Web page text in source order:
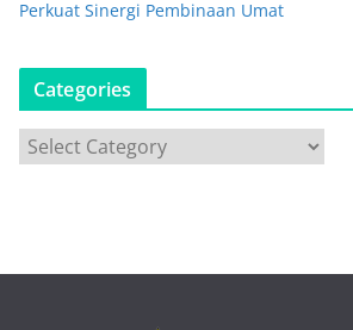
Perkuat Sinergi Pembinaan Umat
Categories
a